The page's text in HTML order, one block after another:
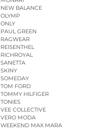
NEW BALANCE
OLYMP
ONLY
PAUL GREEN
RAGWEAR
REISENTHEL
RICHROYAL
SANETTA
SKINY
SOMEDAY
TOM FORD
TOMMY HILFIGER
TONIES
VEE COLLECTIVE
VERO MODA
WEEKEND MAX MARA